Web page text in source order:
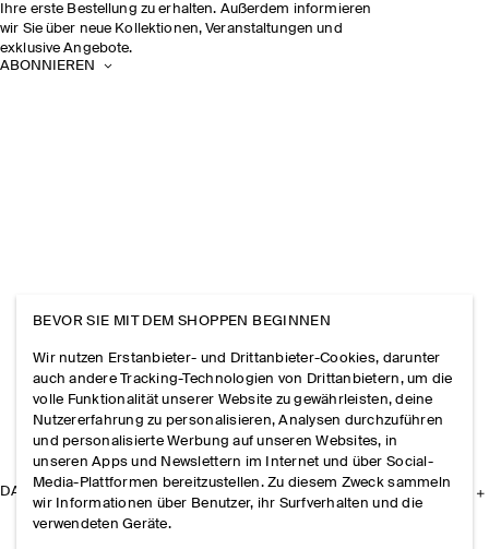
Ihre erste Bestellung zu erhalten. Außerdem informieren
wir Sie über neue Kollektionen, Veranstaltungen und
exklusive Angebote.
ABONNIEREN
DAS UNTERNEHMEN
BEVOR SIE MIT DEM SHOPPEN BEGINNEN
Wir nutzen Erstanbieter- und Drittanbieter-Cookies, darunter
auch andere Tracking-Technologien von Drittanbietern, um die
volle Funktionalität unserer Website zu gewährleisten, deine
Nutzererfahrung zu personalisieren, Analysen durchzuführen
und personalisierte Werbung auf unseren Websites, in
unseren Apps und Newslettern im Internet und über Social-
Media-Plattformen bereitzustellen. Zu diesem Zweck sammeln
wir Informationen über Benutzer, ihr Surfverhalten und die
verwendeten Geräte.